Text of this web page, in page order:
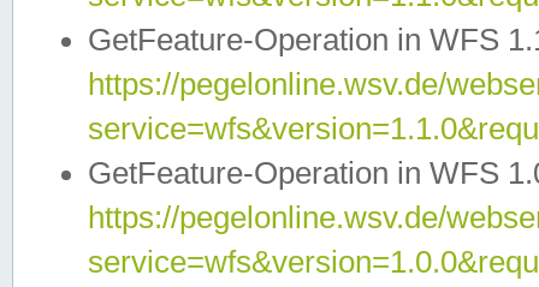
GetFeature-Operation in WFS
https://pegelonline.wsv.de/
GetFeature-Operation in WFS
https://pegelonline.wsv.de/